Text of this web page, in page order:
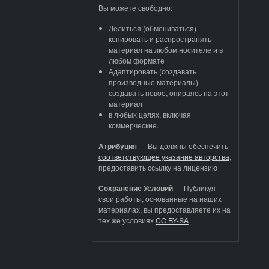
Вы можете свободно:
Делиться (обмениваться) —
копировать и распространять
материал на любом носителе и в
любом формате
Адаптировать (создавать
производные материалы) —
создавать новое, опираясь на этот
материал
в любых целях, включая
коммерческие.
Атрибуция—Вы должны обеспечить
соответствующее указание авторства,
предоставить ссылку на лицензию
Сохранение Условий— Публикуя
свои работы, основанные на наших
материалах, вы предоставляете их на
тех же условияхCC BY-SA